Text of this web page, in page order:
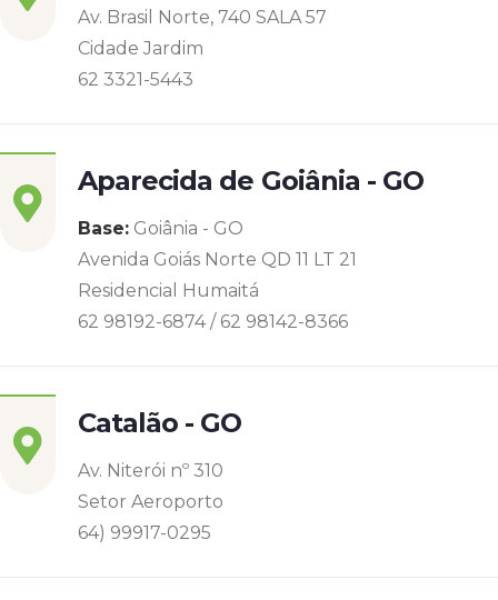
Av. Brasil Norte, 740 SALA 57
Cidade Jardim
62 3321-5443
Aparecida de Goiânia - GO
Base: Goiânia - GO
Avenida Goiás Norte QD 11 LT 21
Residencial Humaitá
62 98192-6874 / 62 98142-8366
Catalão - GO
Av. Niterói nº 310
Setor Aeroporto
64) 99917-0295